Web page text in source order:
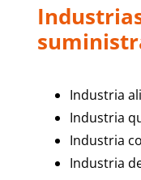
Industria
Industria
Industria
Industria